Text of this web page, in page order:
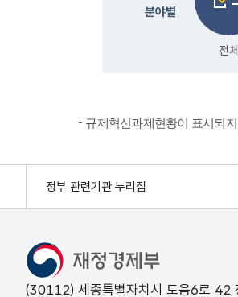
규제혁신과제현황이 표시되
정부 관련기관 누리집
(30112) 세종특별자치시 도움6로 42